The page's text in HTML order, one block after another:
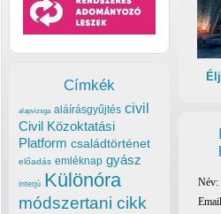
Címkék
alapvizsga aláírásgyűjtés civil
Civil Közoktatási
Platform családtörténet
előadás emléknap gyász
interjú Különóra
módszertani cikk